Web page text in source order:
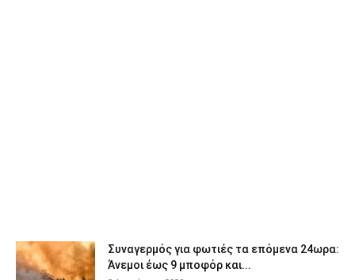
Συναγερμός για φωτιές τα επόμενα 24ωρα:
Άνεμοι έως 9 μποφόρ και...